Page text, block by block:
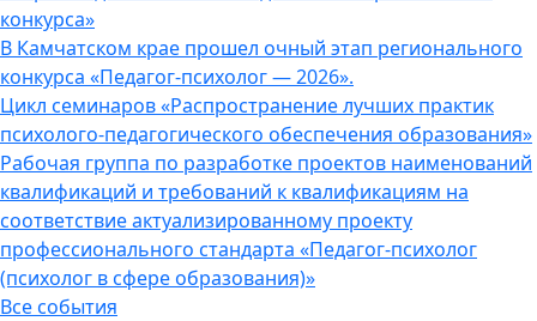
конкурса»
В Камчатском крае прошел очный этап регионального
конкурса «Педагог-психолог — 2026».
Цикл семинаров «Распространение лучших практик
психолого-педагогического обеспечения образования»
Рабочая группа по разработке проектов наименований
квалификаций и требований к квалификациям на
соответствие актуализированному проекту
профессионального стандарта «Педагог-психолог
(психолог в сфере образования)»
Все события